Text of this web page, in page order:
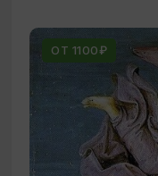
ОТ 1100₽